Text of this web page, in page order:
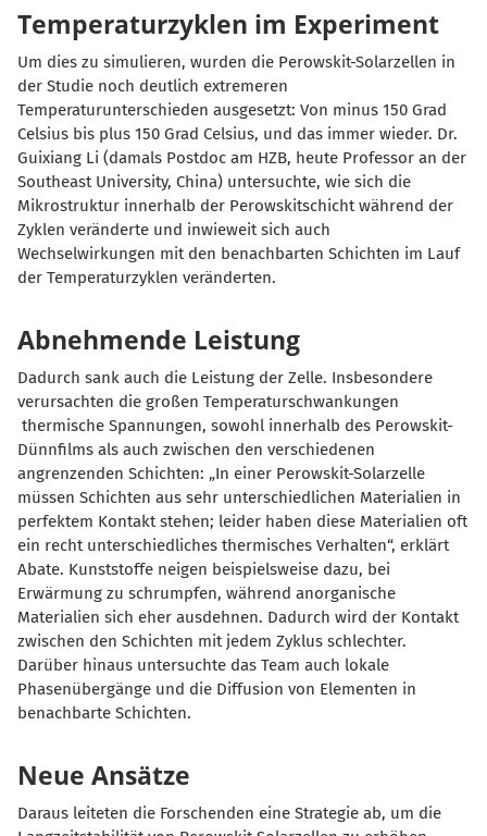
Temperaturzyklen im Experiment
Um dies zu simulieren, wurden die Perowskit-Solarzellen in
der Studie noch deutlich extremeren
Temperaturunterschieden ausgesetzt: Von minus 150 Grad
Celsius bis plus 150 Grad Celsius, und das immer wieder. Dr.
Guixiang Li (damals Postdoc am HZB, heute Professor an der
Southeast University, China) untersuchte, wie sich die
Mikrostruktur innerhalb der Perowskitschicht während der
Zyklen veränderte und inwieweit sich auch
Wechselwirkungen mit den benachbarten Schichten im Lauf
der Temperaturzyklen veränderten.
Abnehmende Leistung
Dadurch sank auch die Leistung der Zelle. Insbesondere
verursachten die großen Temperaturschwankungen
thermische Spannungen, sowohl innerhalb des Perowskit-
Dünnfilms als auch zwischen den verschiedenen
angrenzenden Schichten: „In einer Perowskit-Solarzelle
müssen Schichten aus sehr unterschiedlichen Materialien in
perfektem Kontakt stehen; leider haben diese Materialien oft
ein recht unterschiedliches thermisches Verhalten“, erklärt
Abate. Kunststoffe neigen beispielsweise dazu, bei
Erwärmung zu schrumpfen, während anorganische
Materialien sich eher ausdehnen. Dadurch wird der Kontakt
zwischen den Schichten mit jedem Zyklus schlechter.
Darüber hinaus untersuchte das Team auch lokale
Phasenübergänge und die Diffusion von Elementen in
benachbarte Schichten.
Neue Ansätze
Daraus leiteten die Forschenden eine Strategie ab, um die